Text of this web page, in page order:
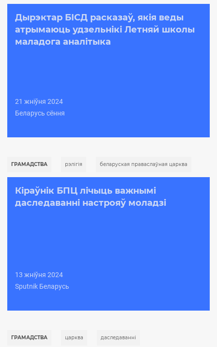
Дырэктар БІСД расказаў, якія веды
атрымаюць удзельнікі Летняй школы
маладога аналітыка
21 жніўня 2024
Беларусь сёння
ГРАМАДСТВА рэлігія беларуская праваслаўная царква
Кіраўнік БПЦ лічыць важнымі
даследаванні настрояў моладзі
13 жніўня 2024
Sputnik Беларусь
ГРАМАДСТВА царква даследаваннi